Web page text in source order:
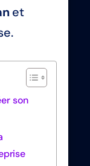
et
son